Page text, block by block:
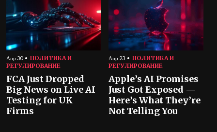
Апр 30
ПОЛИТИКА И
РЕГУЛИРОВАНИЕ
FCA Just Dropped
Big News on Live AI
Testing for UK
Firms
Апр 23
ПОЛИТИКА И
РЕГУЛИРОВАНИЕ
Apple’s AI Promises
Just Got Exposed —
Here’s What They’re
Not Telling You